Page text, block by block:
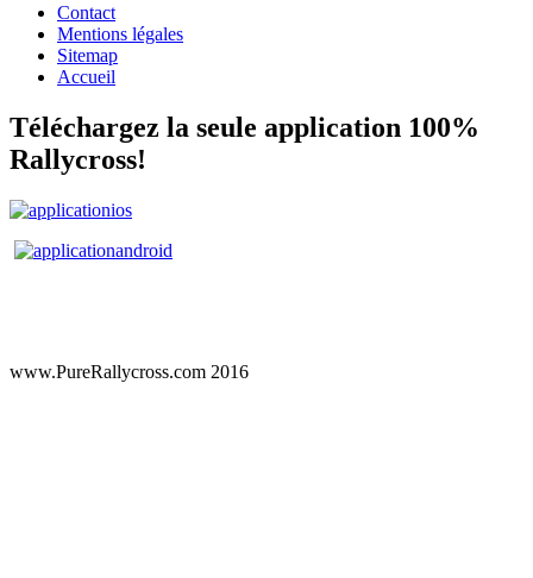
Contact
Mentions légales
Sitemap
Accueil
Téléchargez la seule application 100%
Rallycross!
www.PureRallycross.com 2016